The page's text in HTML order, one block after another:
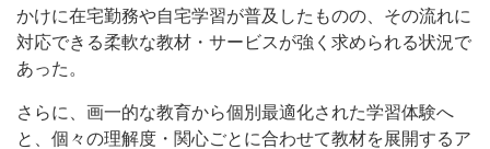
かけに在宅勤務や自宅学習が普及したものの、その流れに
対応できる柔軟な教材・サービスが強く求められる状況で
あった。
さらに、画一的な教育から個別最適化された学習体験へ
と、個々の理解度・関心ごとに合わせて教材を展開するア